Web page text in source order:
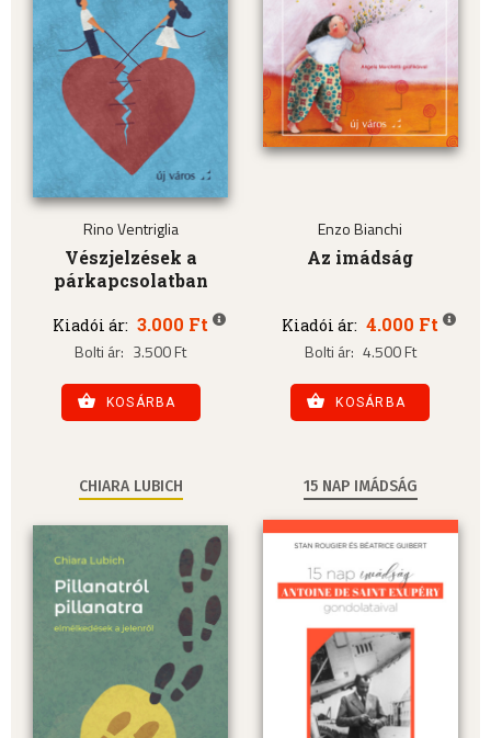
Rino Ventriglia
Vészjelzések a
párkapcsolatban
Kiadói ár: 3.000 Ft
Bolti ár: 3.500 Ft
KOSÁRBA
Enzo Bianchi
Az imádság
Kiadói ár: 4.000 Ft
Bolti ár: 4.500 Ft
KOSÁRBA
CHIARA LUBICH 15 NAP IMÁDSÁG